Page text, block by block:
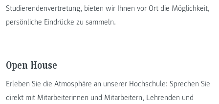
Studierendenvertretung, bieten wir Ihnen vor Ort die Möglichkeit,
persönliche Eindrücke zu sammeln.
Open House
Erleben Sie die Atmosphäre an unserer Hochschule: Sprechen Sie
direkt mit Mitarbeiterinnen und Mitarbeitern, Lehrenden und